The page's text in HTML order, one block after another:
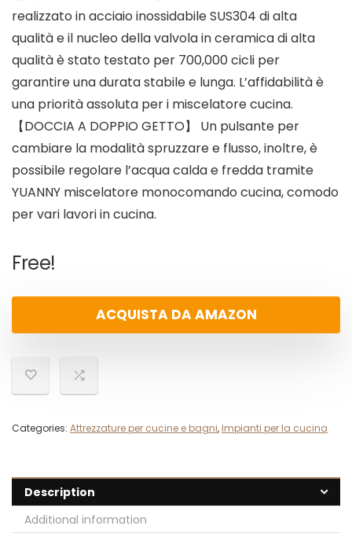
realizzato in acciaio inossidabile SUS304 di alta
qualità e il nucleo della valvola in ceramica di alta
qualità è stato testato per 700,000 cicli per
garantire una durata stabile e lunga. L’affidabilità è
una priorità assoluta per i miscelatore cucina.
【DOCCIA A DOPPIO GETTO】 Un pulsante per
cambiare la modalità spruzzare e flusso, inoltre, è
possibile regolare l’acqua calda e fredda tramite
YUANNY miscelatore monocomando cucina, comodo
per vari lavori in cucina.
Free!
ACQUISTA DA AMAZON
Categories: Attrezzature per cucine e bagni, Impianti per la cucina
Description
Additional information